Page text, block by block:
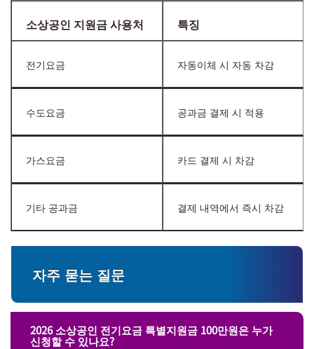
소상공인 지원금 사용처 특징
전기요금 자동이체 시 자동 차감
수도요금 공과금 결제 시 적용
가스요금 카드 결제 시 차감
기타 공과금 결제 내역에서 즉시 차감
자주 묻는 질문
2026 소상공인 전기요금 특별지원금 100만원은 누가
신청할 수 있나요?